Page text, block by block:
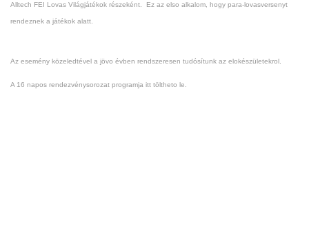
Alltech FEI Lovas Világjátékok részeként. Ez az elso alkalom, hogy para-lovasversenyt
rendeznek a játékok alatt.
Az esemény közeledtével a jövo évben rendszeresen tudósítunk az elokészületekrol.
A 16 napos rendezvénysorozat programja itt töltheto le.